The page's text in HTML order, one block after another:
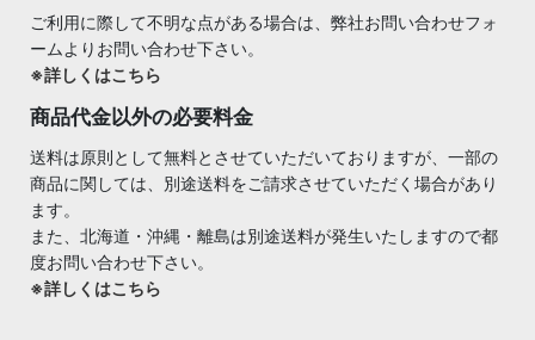
ご利用に際して不明な点がある場合は、弊社お問い合わせフォ
ームよりお問い合わせ下さい。
※詳しくはこちら
商品代金以外の必要料金
送料は原則として無料とさせていただいておりますが、一部の
商品に関しては、別途送料をご請求させていただく場合があり
ます。
また、北海道・沖縄・離島は別途送料が発生いたしますので都
度お問い合わせ下さい。
※詳しくはこちら